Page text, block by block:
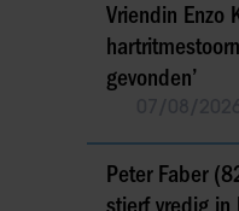
Vriendin Enzo
gevonden’
Peter Faber